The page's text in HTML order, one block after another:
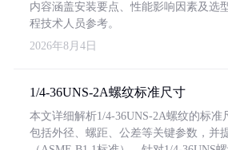
内容涵盖安装要点、性能影响因素及选
程技术人员参考。
2026年8月4日
1/4-36UNS-2A螺纹标准尺寸
本文详细解析1/4-36UNS-2A螺纹的标准
包括外径、螺距、公差等关键参数，并